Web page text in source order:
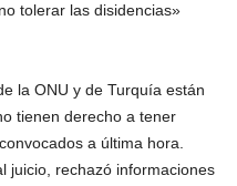
tolerar las disidencias»
la ONU y de Turquía están
tienen derecho a tener
a última hora.
juicio, rechazó informaciones